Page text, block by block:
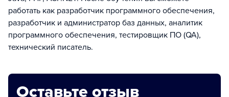
работать как разработчик программного обеспечения,
разработчик и администратор баз данных, аналитик
программного обеспечения, тестировщик ПО (QA),
технический писатель.
Оставьте отзыв